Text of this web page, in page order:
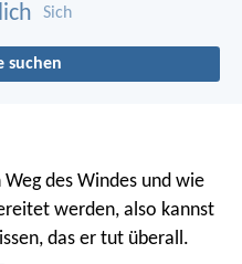
Sich
suchen
des Windes und wie
werden, also kannst
das er tut überall.